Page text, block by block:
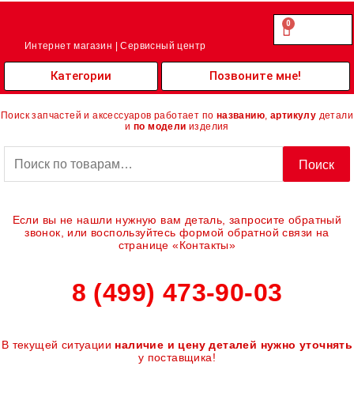
Перейти
Интернет магазин | Сервисный центр
0.00
0
Cart
Категории Позвоните мне!
Поиск запчастей и аксессуаров работает по названию артикулу детали
и по модели изделия
Поиск
Если вы не нашли нужную вам деталь, запросите обратный
звонок, или воспользуйтесь формой обратной связи на
странице «Контакты»
8 (499) 473-90-03
В текущей ситуации наличие и цену деталей нужно уточнять
у поставщика!